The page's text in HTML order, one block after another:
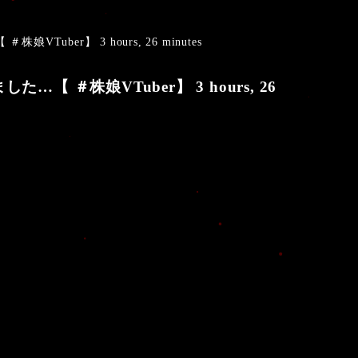
＃株娘VTuber】 3 hours, 26 minutes
した…【 ＃株娘VTuber】 3 hours, 26